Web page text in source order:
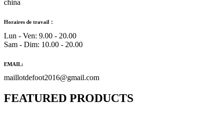
china
Horaires de travail：
Lun - Ven: 9.00 - 20.00
Sam - Dim: 10.00 - 20.00
EMAIL:
maillotdefoot2016@gmail.com
FEATURED PRODUCTS